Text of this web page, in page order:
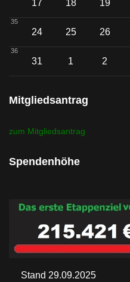
17 18 19
35
24 25 26
36
31 1 2
Mitgliedsantrag
zum Mitgliedsantrag
Spendenhöhe
Stand 29.09.2025